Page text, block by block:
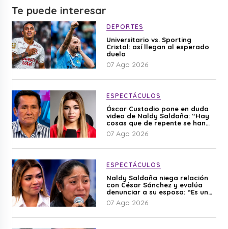
Te puede interesar
DEPORTES
Universitario vs. Sporting
Cristal: así llegan al esperado
duelo
07 Ago 2026
ESPECTÁCULOS
Óscar Custodio pone en duda
video de Naldy Saldaña: “Hay
cosas que de repente se han
editado”
07 Ago 2026
ESPECTÁCULOS
Naldy Saldaña niega relación
con César Sánchez y evalúa
denunciar a su esposa: “Es una
difamación”
07 Ago 2026